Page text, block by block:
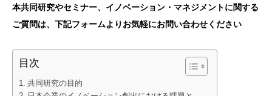
本共同研究やセミナー、イノベーション・マネジメントに関する
ご質問は、下記フォームよりお気軽にお問い合わせください
目次
共同研究の目的